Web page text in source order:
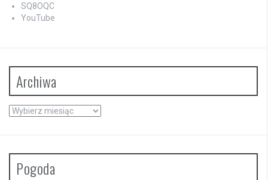
SQ8OQC
YouTube
Archiwa
Archiwa
Pogoda